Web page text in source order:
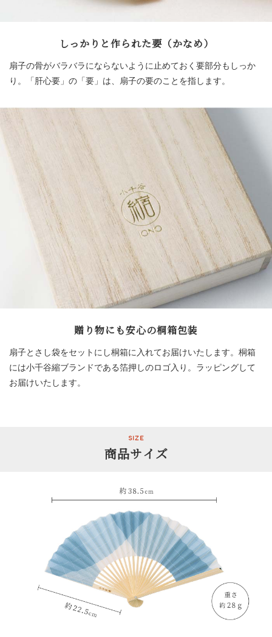
しっかりと作られた要（かなめ）
扇子の骨がバラバラにならないように止めておく要部分もしっか
り。「肝心要」の「要」は、扇子の要のことを指します。
贈り物にも安心の桐箱包装
扇子とさし袋をセットにし桐箱に入れてお届けいたします。桐箱
には小千谷縮ブランドである箔押しのロゴ入り。ラッピングして
お届けいたします。
SIZE
商品サイズ